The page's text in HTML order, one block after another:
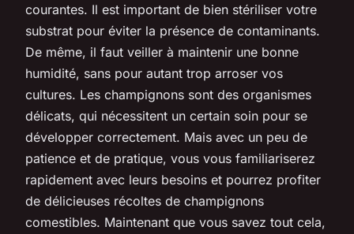
courantes. Il est important de bien stériliser votre
substrat pour éviter la présence de contaminants.
De même, il faut veiller à maintenir une bonne
humidité, sans pour autant trop arroser vos
cultures. Les champignons sont des organismes
délicats, qui nécessitent un certain soin pour se
développer correctement. Mais avec un peu de
patience et de pratique, vous vous familiariserez
rapidement avec leurs besoins et pourrez profiter
de délicieuses récoltes de champignons
comestibles. Maintenant que vous savez tout cela,